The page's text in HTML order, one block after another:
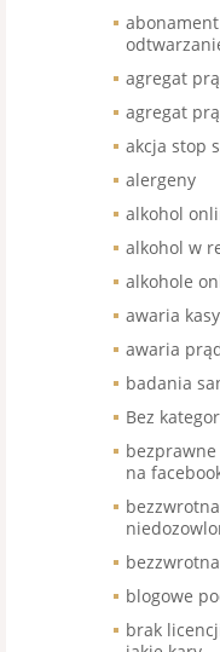
agregat
agregat
akcja stop
alergeny
alkohol
alkohol w
alkohole
awaria
awaria
badania
Bez
na
blogowe
brak